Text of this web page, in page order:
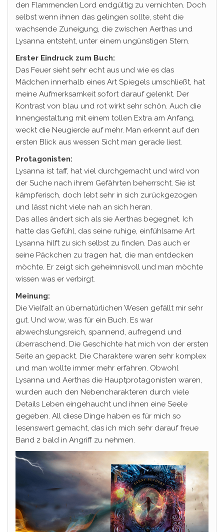
den Flammenden Lord endgültig zu vernichten. Doch
selbst wenn ihnen das gelingen sollte, steht die
wachsende Zuneigung, die zwischen Aerthas und
Lysanna entsteht, unter einem ungünstigen Stern.
Erster Eindruck zum Buch:
Das Feuer sieht sehr echt aus und wie es das
Mädchen innerhalb eines Art Spiegels umschließt, hat
meine Aufmerksamkeit sofort darauf gelenkt. Der
Kontrast von blau und rot wirkt sehr schön. Auch die
Innengestaltung mit einem tollen Extra am Anfang,
weckt die Neugierde auf mehr. Man erkennt auf den
ersten Blick aus wessen Sicht man gerade liest.
Protagonisten:
Lysanna ist taff, hat viel durchgemacht und wird von
der Suche nach ihrem Gefährten beherrscht. Sie ist
kämpferisch, doch lebt sehr in sich zurückgezogen
und lässt nicht viele nah an sich heran.
Das alles ändert sich als sie Aerthas begegnet. Ich
hatte das Gefühl, das seine ruhige, einfühlsame Art
Lysanna hilft zu sich selbst zu finden. Das auch er
seine Päckchen zu tragen hat, die man entdecken
möchte. Er zeigt sich geheimnisvoll und man möchte
wissen was er verbirgt.
Meinung:
Die Vielfalt an übernatürlichen Wesen gefällt mir sehr
gut. Und wow, was für ein Buch. Es war
abwechslungsreich, spannend, aufregend und
überraschend. Die Geschichte hat mich von der ersten
Seite an gepackt. Die Charaktere waren sehr komplex
und man wollte immer mehr erfahren. Obwohl
Lysanna und Aerthas die Hauptprotagonisten waren,
wurden auch den Nebencharakteren durch viele
Details Leben eingehaucht und ihnen eine Seele
gegeben. All diese Dinge haben es für mich so
lesenswert gemacht, das ich mich sehr darauf freue
Band 2 bald in Angriff zu nehmen.